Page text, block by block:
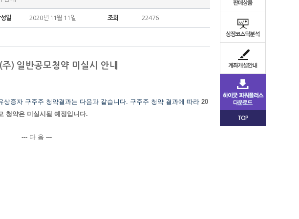
일 2020년 11월 11일 조회 22476
) 일반공모청약 미실시 안내
상증자 구주주 청약결과는 다음과 같습니다. 구주주 청약 결과에 따라 20
청약은 미실시될 예정입니다.
--- 다 음 ---
TOP